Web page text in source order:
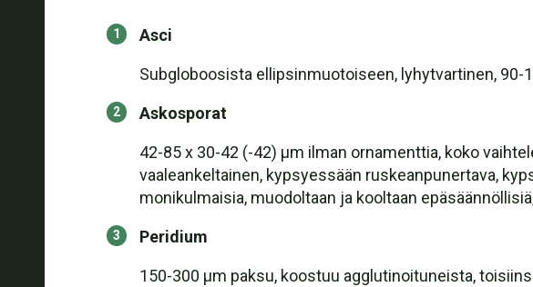
Asci
Subgloboosista ellipsinmuotoiseen, lyhytvartinen, 90-
Askosporat
42-85 x 30-42 (-42) µm ilman ornamenttia, koko
vaaleankeltainen, kypsyessään ruskeanpunertava,
monikulmaisia, muodoltaan ja kooltaan
Peridium
150-300 µm paksu, koostuu agglutinoituneista,